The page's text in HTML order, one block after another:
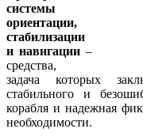
системы
ориентации,
стабилизации
и навигации –
средства,
задача которых
стабильного и
корабля и надежная
необходимости.